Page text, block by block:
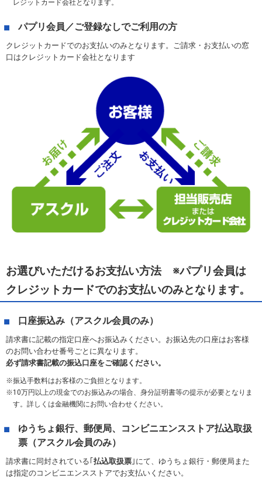
レジットカード会社となります。
パプリ会員／ご登録なしでご利用の方
クレジットカードでのお支払いのみとなります。ご請求・お支払いの窓
口はクレジットカード会社となります
お選びいただけるお支払い方法
パプリ会員は
クレジットカードでのお支払いのみとなります。
口座振込み（アスクル会員のみ）
請求書に記載の指定口座へお振込みください。お振込先の口座はお客様
のお問い合わせ番号ごとに異なります。
必ず請求書記載の振込口座をご確認ください。
振込手数料はお客様のご負担となります。
10万円以上の現金でのお振込みの場合、身分証明書等の提示が必要となりま
す。詳しくは金融機関にお問い合わせください。
ゆうちょ銀行、郵便局、コンビニエンスストア払込取扱
票（アスクル会員のみ）
請求書に同封されている｢ 払込取扱票 ｣にて、ゆうちょ銀行・郵便局また
は指定のコンビニエンスストアでお支払いください。